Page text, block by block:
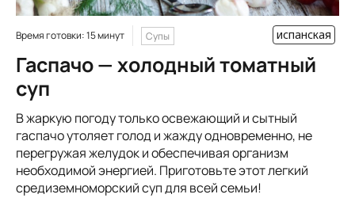
Время готовки: 15 минут Супы испанская
Гаспачо — холодный томатный
суп
В жаркую погоду только освежающий и сытный
гаспачо утоляет голод и жажду одновременно, не
перегружая желудок и обеспечивая организм
необходимой энергией. Приготовьте этот легкий
средиземноморский суп для всей семьи!